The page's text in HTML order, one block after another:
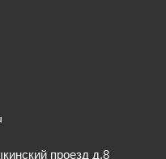
проезд д.8